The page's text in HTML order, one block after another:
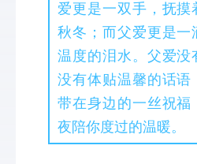
爱更是一双手，抚摸
秋冬；而父爱更是一
温度的泪水。父爱没
没有体贴温馨的话语
带在身边的一丝祝福
夜陪你度过的温暖。